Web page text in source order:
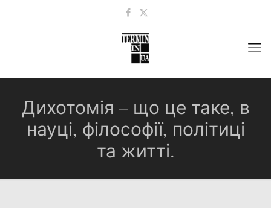
Дихотомія – що це таке, в
науці, філософії, політиці
та житті.